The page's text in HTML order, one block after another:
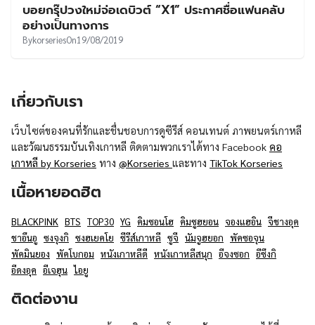
บอยกรุ๊ปวงใหม่จ่อเดบิวต์ “X1” ประกาศชื่อแฟนคลับ
อย่างเป็นทางการ
BykorseriesOn19/08/2019
เกี่ยวกับเรา
เว็บไซต์ของคนที่รักและชื่นชอบการดูซีรีส์ คอนเทนต์ ภาพยนตร์เกาหลี
และวัฒนธรรมบันเทิงเกาหลี ติดตามพวกเราได้ทาง Facebook คอ
เกาหลี by Korseries ทาง @Korseries และทาง TikTok Korseries
เนื้อหายอดฮิต
BLACKPINK BTS TOP30 YG คิมซอนโฮ คิมซูฮยอน จองแฮอิน จีชางอุค
ชาอึนอู ซงจุงกิ ซงฮเยคโย ซีรีส์เกาหลี ซูจี นัมจูฮยอก พัคซอจุน
พัคมินยอง พัคโบกอม หนังเกาหลีดี หนังเกาหลีสนุก อีจงซอก อีซึงกิ
อีดงอุค อีเจฮุน ไอยู
ติดต่องาน